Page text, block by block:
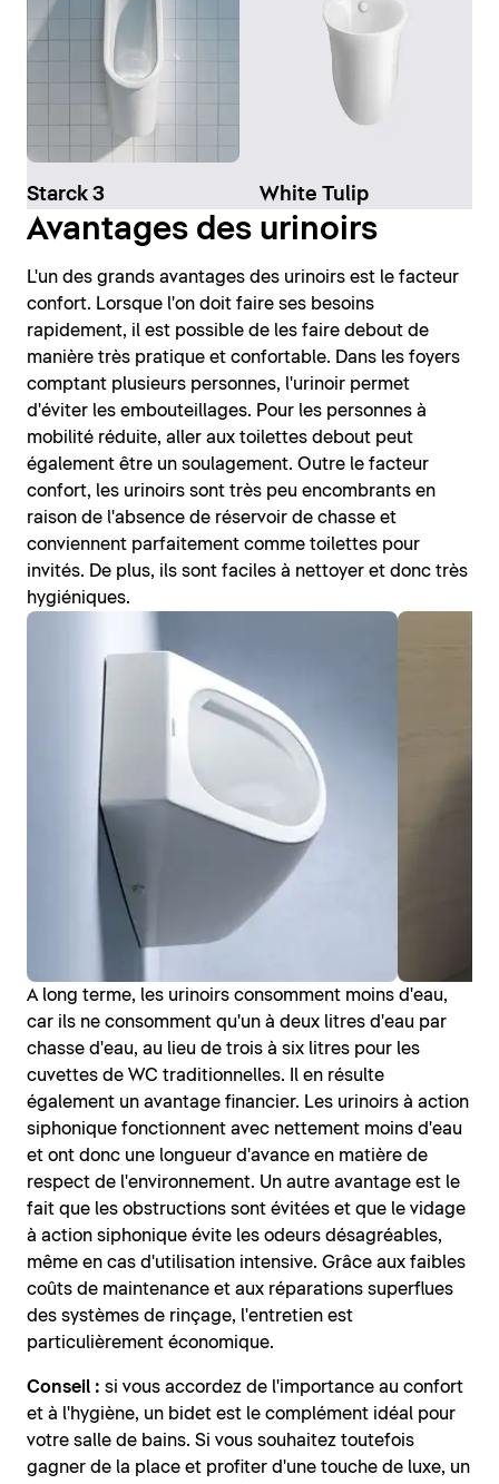
Starck 3 White Tulip
Avantages des urinoirs
L'un des grands avantages des urinoirs est le facteur
confort. Lorsque l'on doit faire ses besoins
rapidement, il est possible de les faire debout de
manière très pratique et confortable. Dans les foyers
comptant plusieurs personnes, l'urinoir permet
d'éviter les embouteillages. Pour les personnes à
mobilité réduite, aller aux toilettes debout peut
également être un soulagement. Outre le facteur
confort, les urinoirs sont très peu encombrants en
raison de l'absence de réservoir de chasse et
conviennent parfaitement comme toilettes pour
invités. De plus, ils sont faciles à nettoyer et donc très
hygiéniques.
A long terme, les urinoirs consomment moins d'eau,
car ils ne consomment qu'un à deux litres d'eau par
chasse d'eau, au lieu de trois à six litres pour les
cuvettes de WC traditionnelles. Il en résulte
également un avantage financier. Les urinoirs à action
siphonique fonctionnent avec nettement moins d'eau
et ont donc une longueur d'avance en matière de
respect de l'environnement. Un autre avantage est le
fait que les obstructions sont évitées et que le vidage
à action siphonique évite les odeurs désagréables,
même en cas d'utilisation intensive. Grâce aux faibles
coûts de maintenance et aux réparations superflues
des systèmes de rinçage, l'entretien est
particulièrement économique.
Conseil : si vous accordez de l'importance au confort
et à l'hygiène, un bidet est le complément idéal pour
votre salle de bains. Si vous souhaitez toutefois
gagner de la place et profiter d'une touche de luxe, un